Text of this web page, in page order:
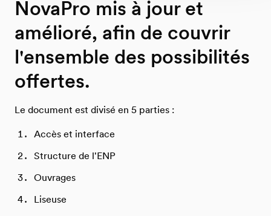
NovaPro mis à jour et
amélioré, afin de couvrir
l'ensemble des possibilités
offertes.
Le document est divisé en 5 parties :
Accès et interface
Structure de l'ENP
Ouvrages
Liseuse